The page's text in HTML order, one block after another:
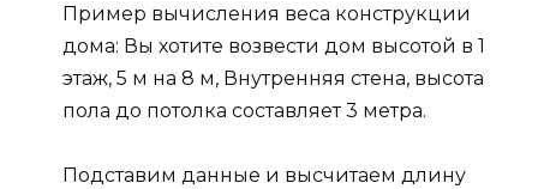
Пример вычисления веса конструкции
дома: Вы хотите возвести дом высотой в 1
этаж, 5 м на 8 м, Внутренняя стена, высота
пола до потолка составляет 3 метра.
Подставим данные и высчитаем длину